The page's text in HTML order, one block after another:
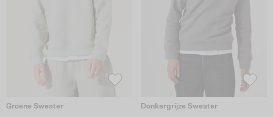
Groene Sweater Donkergrijze Sweater